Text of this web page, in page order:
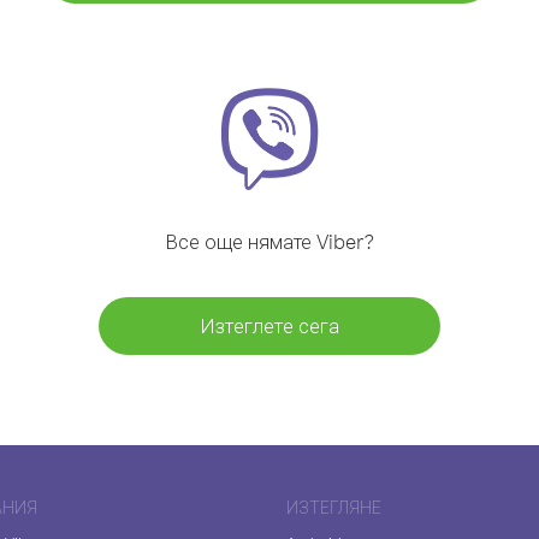
Все още нямате Viber?
Изтеглете сега
ИЗТЕГЛЯНЕ